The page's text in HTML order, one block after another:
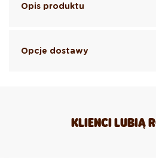
Opis produktu
Opcje dostawy
KLIENCI LUBIĄ